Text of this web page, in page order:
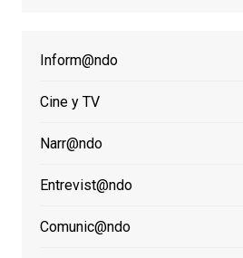
Inform@ndo
Cine y TV
Narr@ndo
Entrevist@ndo
Comunic@ndo